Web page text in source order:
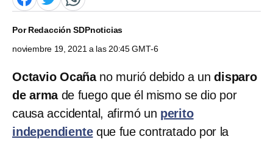
PorRedacción SDPnoticias
noviembre 19, 2021 a las 20:45 GMT-6
Octavio Ocañano murió debido a undisparo
de armade fuego que él mismo se dio por
causa accidental, afirmó un perito
independienteque fue contratado por la